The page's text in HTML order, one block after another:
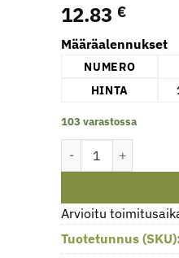
12.83 €
Määräalennukset
NUMERO
HINTA
103 varastossa
Arvioitu
Tuotetunnus (SKU):